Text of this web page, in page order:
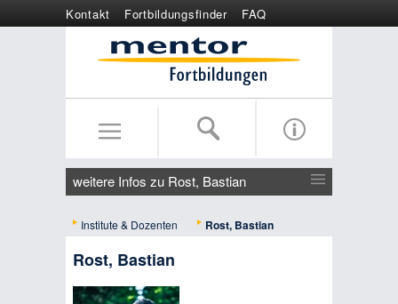
Kontakt Fortbildungsfinder
FAQ
Online anmelden
Wertgutschein
weitere Infos zu Rost, Bastian
Institute & Dozenten Rost, Bastian
Rost, Bastian